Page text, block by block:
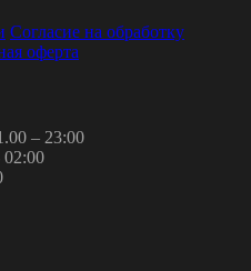
Согласие на обработку
оферта
– 23:00
02:00